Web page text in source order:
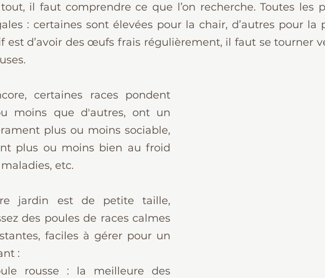
il faut comprendre ce que l’on recherche. Toutes les
: certaines sont élevées pour la chair, d’autres pour la
est d’avoir des œufs frais régulièrement, il faut se tourner
certaines races pondent
moins que d'autres, ont un
plus ou moins sociable,
plus ou moins bien au froid
etc.
jardin est de petite taille,
des poules de races calmes
faciles à gérer pour un
:
rousse : la meilleure des